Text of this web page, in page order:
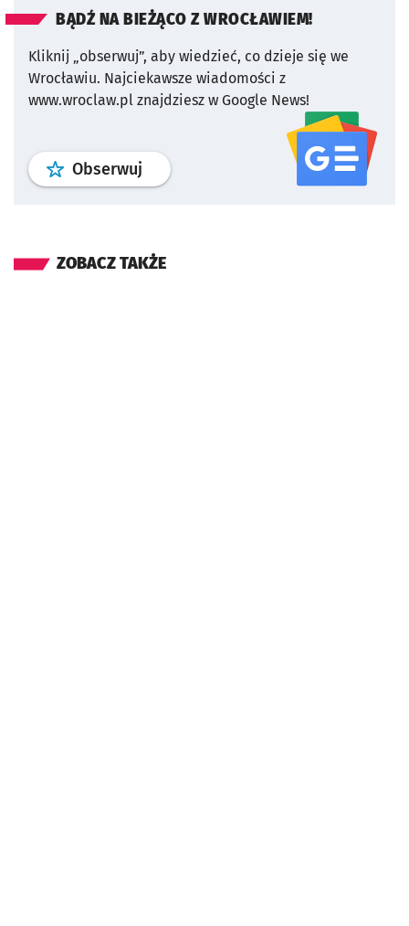
BĄDŹ NA BIEŻĄCO Z WROCŁAWIEM!
Kliknij „obserwuj”, aby wiedzieć, co dzieje się we
Wrocławiu. Najciekawsze wiadomości z
www.wroclaw.pl znajdziesz w Google News!
Obserwuj profil serwisu
ZOBACZ TAKŻE